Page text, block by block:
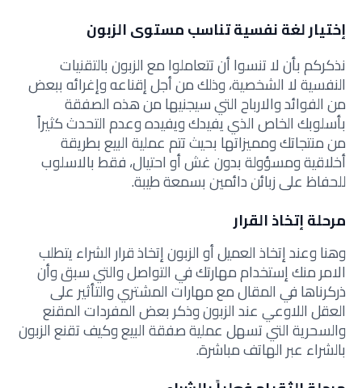
إختيار لغة نفسية تناسب مستوى الزبون
نذكركم بأن لا تنسوا أن تتعاملوا مع الزبون بالتقنيات
النفسية لا الشخصية، وذلك من أجل إقناعه وإغرائه ببعض
من الفوائد والارباح التي سيجنيها من هذه الصفقة
بأسلوبك الخاص الذي يفيدك ويفيده وعدم التحدث كثيراً
من منتجاتك ومميزاتها بحيث تتم عملية البيع بطريقة
أخلاقية ومسؤولة بدون غش أو احتيال، فقط بالاسلوب
للحفاظ على زبائن دائمين بسمعة طيبة.
مرحلة إتخاذ القرار
وهنا وعند إتخاذ العميل أو الزبون إتخاذ قرار الشراء يتطلب
الامر منك إستخدام مهارتك في التواصل والتي سبق وأن
ذركرناها في المقال مع مهارات المشتري والتأثير على
العقل اللاوعي عند الزبون وذكر بعض المفردات المقنع
والسحرية التي تسهل عملية صفقة البيع وكيف تقنع الزبون
بالشراء عبر الهاتف مباشرة.